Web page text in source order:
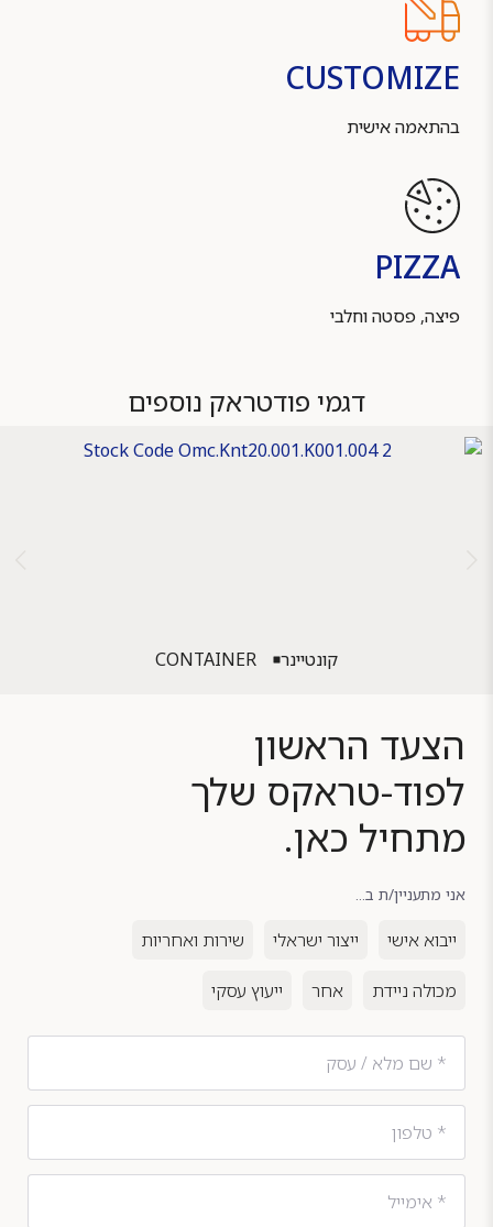
CUSTOMIZE
בהתאמה אישית
PIZZA
פיצה, פסטה וחלבי
דגמי פודטראק נוספים
קונטיינר CONTAINER
הצעד הראשון
לפוד-טראקס שלך
מתחיל כאן.
אני מתעניין/ת ב...
ייבוא אישי ייצור ישראלי שירות ואחריות
מכולה ניידת אחר ייעוץ עסקי